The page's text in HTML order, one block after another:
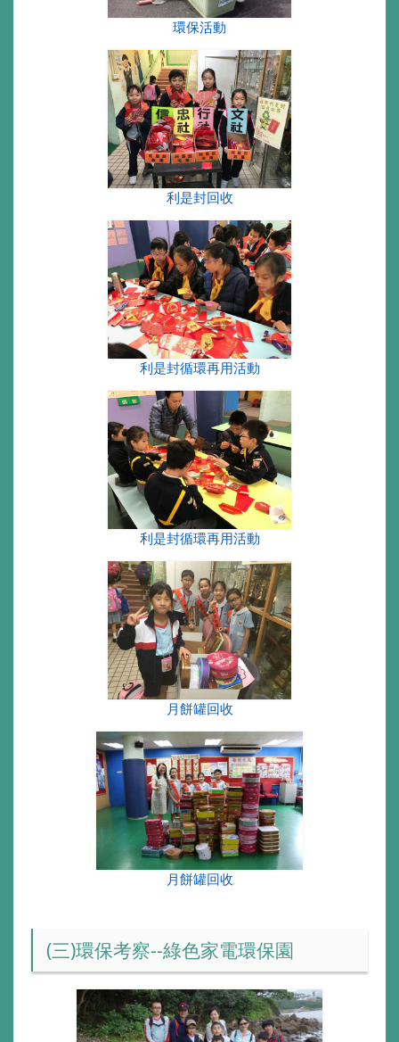
環保活動
利是封回收
利是封循環再用活動
利是封循環再用活動
月餅罐回收
月餅罐回收
(三)環保考察--綠色家電環保園